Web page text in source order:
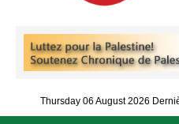
Thursday 06 August 2026